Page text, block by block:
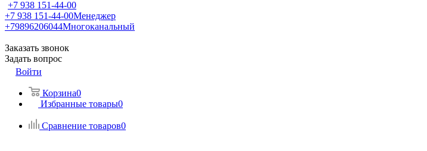
+7 938 151-44-00
+7 938 151-44-00Менеджер
+79896206044Многоканальный
Заказать звонок
Задать вопрос
Войти
Корзина0
Избранные товары0
Сравнение товаров0